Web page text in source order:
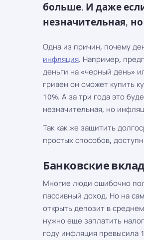
больше. И даже
незначительная,
Одна из причин, почему
инфляция. Например,
деньги на «черный день»
гривен он сможет купить
10%. А за три года это
незначительная, но
Так как же защитить
простых способов,
Банковские
Многие люди ошибочно
пассивный доход. Но на
открыть депозит в
нужно еще заплатить
году инфляция превысила